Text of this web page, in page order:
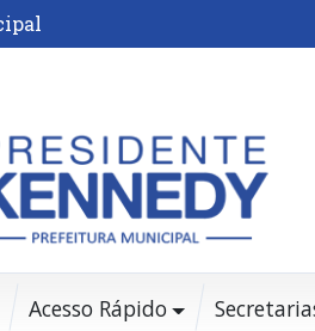
Acesso Rápido